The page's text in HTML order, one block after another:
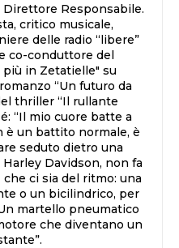
Direttore Responsabile.
critico musicale,
delle radio “libere”
co-conduttore del
più in Zetatielle" su
“Un futuro da
thriller “Il rullante
“Il mio cuore batte a
è un battito normale, è
seduto dietro una
Davidson, non fa
ci sia del ritmo: una
o un bicilindrico, per
martello pneumatico
che diventano un